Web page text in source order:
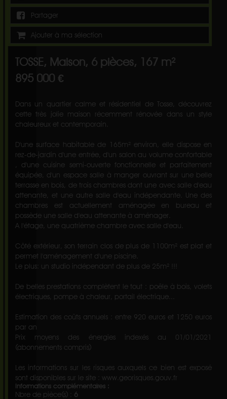
Partager
Ajouter à ma sélection
TOSSE, Maison, 6 pièces, 167 m²
895 000 €
Dans un quartier calme et résidentiel de Tosse, découvrez
cette très jolie maison récemment rénovée dans un style
chaleureux et contemporain.
D'une surface habitable de 165m² environ, elle dispose en
rez-de-jardin d'une entrée, d'un salon au volume confortable
, d'une cuisine semi-ouverte fonctionnelle et parfaitement
équipée, d'un espace salle à manger ouvrant sur une belle
terrasse en bois, de trois chambres dont une avec salle d'eau
attenante, et une autre salle d'eau indépendante. Une des
chambres est actuellement aménagée en bureau et
possède une salle d'eau attenante à aménager.
A l'étage, une quatrième chambre avec salle d'eau.
Côté extérieur, son terrain clos de plus de 1100m² est plat et
permet l'aménagement d'une piscine.
Le plus: un studio indépendant de plus de 25m² !!!
De belles prestations complètent le tout : poêle à bois, volets
électriques, pompe à chaleur, portail électrique...
Estimation des coûts annuels : entre 920 euros et 1250 euros
par an
Prix moyens des énergies indexés au 01/01/2021
(abonnements compris)
Les informations sur les risques auxquels ce bien est exposé
sont disponibles sur le site : www.georisques.gouv.fr
Informations complémentaires :
Nbre de pièce(s) : 6